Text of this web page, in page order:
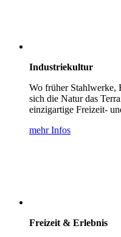
Industriekultur
Wo früher Stahlwerke,
sich die Natur das
einzigartige Freizeit-
mehr Infos
Freizeit & Erlebnis